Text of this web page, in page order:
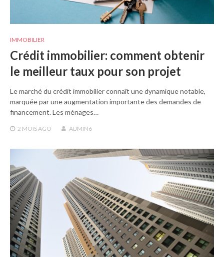
IMMOBILIER
Crédit immobilier: comment obtenir
le meilleur taux pour son projet
Le marché du crédit immobilier connaît une dynamique notable,
marquée par une augmentation importante des demandes de
financement. Les ménages…
2 MOISAGO ADMIN6